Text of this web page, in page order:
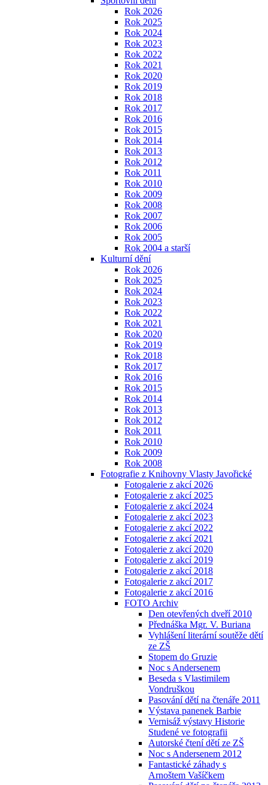
Rok 2026
Rok 2025
Rok 2024
Rok 2023
Rok 2022
Rok 2021
Rok 2020
Rok 2019
Rok 2018
Rok 2017
Rok 2016
Rok 2015
Rok 2014
Rok 2013
Rok 2012
Rok 2011
Rok 2010
Rok 2009
Rok 2008
Rok 2007
Rok 2006
Rok 2005
Rok 2004 a starší
Kulturní dění
Rok 2026
Rok 2025
Rok 2024
Rok 2023
Rok 2022
Rok 2021
Rok 2020
Rok 2019
Rok 2018
Rok 2017
Rok 2016
Rok 2015
Rok 2014
Rok 2013
Rok 2012
Rok 2011
Rok 2010
Rok 2009
Rok 2008
Fotografie z Knihovny Vlasty Javořické
Fotogalerie z akcí 2026
Fotogalerie z akcí 2025
Fotogalerie z akcí 2024
Fotogalerie z akcí 2023
Fotogalerie z akcí 2022
Fotogalerie z akcí 2021
Fotogalerie z akcí 2020
Fotogalerie z akcí 2019
Fotogalerie z akcí 2018
Fotogalerie z akcí 2017
Fotogalerie z akcí 2016
FOTO Archiv
Den otevřených dveří 2010
Přednáška Mgr. V. Buriana
Vyhlášení literární soutěže dětí
ze ZŠ
Stopem do Gruzie
Noc s Andersenem
Beseda s Vlastimilem
Vondruškou
Pasování dětí na čtenáře 2011
Výstava panenek Barbie
Vernisáž výstavy Historie
Studené ve fotografii
Autorské čtení dětí ze ZŠ
Noc s Andersenem 2012
Fantastické záhady s
Arnoštem Vašíčkem